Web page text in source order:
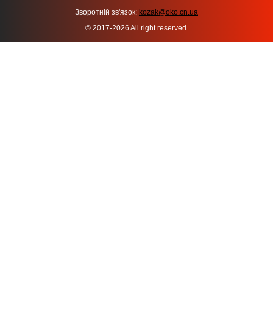
Зворотній зв'язок: kozak@oko.cn.ua
© 2017-2026 All right reserved.